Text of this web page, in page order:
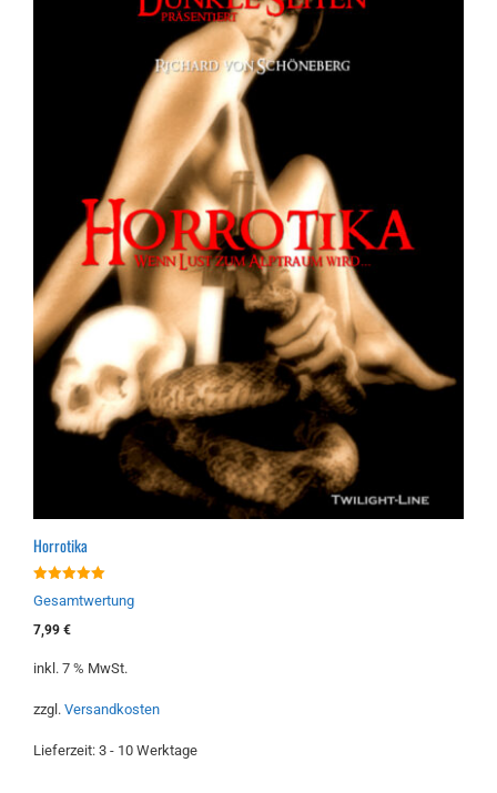
Horrotika
von 5
Gesamtwertung
7,99 €
inkl. 7 % MwSt.
zzgl. Versandkosten
Lieferzeit: 3 - 10 Werktage